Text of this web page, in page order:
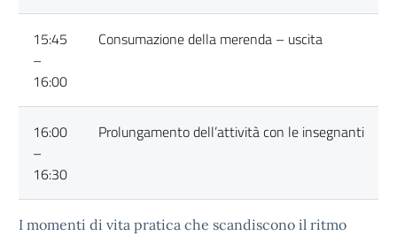
15:45
–
16:00
Consumazione della merenda – uscita
16:00
–
16:30
Prolungamento dell’attività con le insegnanti
I momenti di vita pratica che scandiscono il ritmo